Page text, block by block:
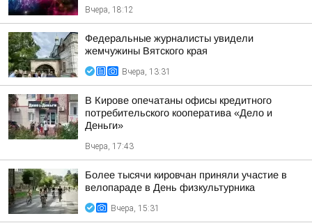
Вчера, 18:12
Федеральные журналисты увидели
жемчужины Вятского края
Вчера, 13:31
В Кирове опечатаны офисы кредитного
потребительского кооператива «Дело и
Деньги»
Вчера, 17:43
Более тысячи кировчан приняли участие в
велопараде в День физкультурника
Вчера, 15:31